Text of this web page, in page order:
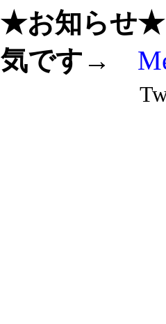
★お知らせ★
気です→